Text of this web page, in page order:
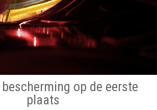
op de eerste
plaats